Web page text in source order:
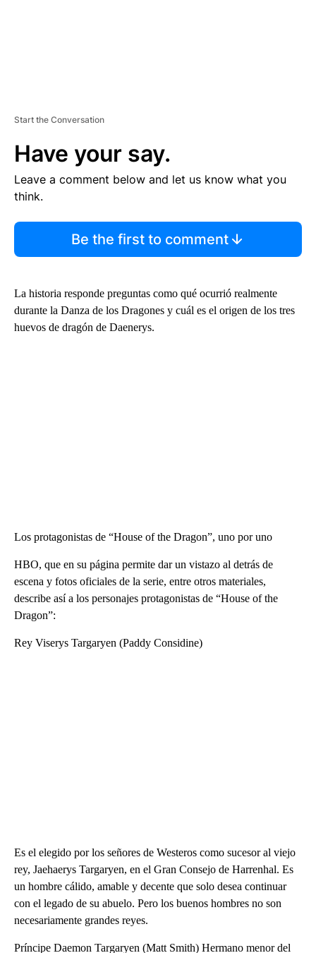
Start the Conversation
Have your say.
Leave a comment below and let us know what you
think.
Be the first to comment
La historia responde preguntas como qué ocurrió realmente
durante la Danza de los Dragones y cuál es el origen de los tres
huevos de dragón de Daenerys.
Los protagonistas de “House of the Dragon”, uno por uno
HBO, que en su página permite dar un vistazo al detrás de
escena y fotos oficiales de la serie, entre otros materiales,
describe así a los personajes protagonistas de “House of the
Dragon”:
Rey Viserys Targaryen (Paddy Considine)
Es el elegido por los señores de Westeros como sucesor al viejo
rey, Jaehaerys Targaryen, en el Gran Consejo de Harrenhal. Es
un hombre cálido, amable y decente que solo desea continuar
con el legado de su abuelo. Pero los buenos hombres no son
necesariamente grandes reyes.
Príncipe Daemon Targaryen (Matt Smith) Hermano menor del